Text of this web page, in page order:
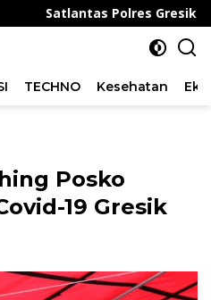
Satlantas Polres Gresik Tebar
TECHNO Kesehatan
Posko
19 Gresik